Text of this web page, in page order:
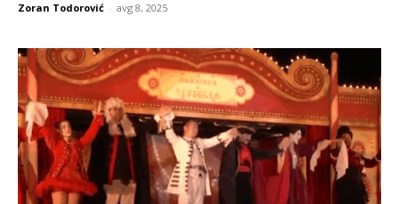
Zoran Todorović - avg 8, 2025